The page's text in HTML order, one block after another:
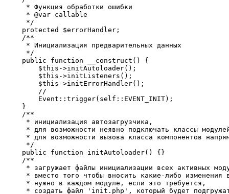
* Функция обработки ошибки
* @var callable
*/
protected $errorHandler;
/**
* Инициализация предварительных данных
*/
public function __construct() {
$this->initAutoloader();
$this->initListeners();
$this->initErrorHandler();
//
Event::trigger(self::EVENT_INIT);
}
/**
* инициализация автозагрузчика,
* для возможности неявно подключать классы
* для возможности вызова класса компонентов
*/
public function initAutoloader() {}
/**
* загружает файлы инициализации всех активных
* вместо того чтобы вносить какие-либо
* нужно в каждом модуле, если это требуется,
* создать файл 'init.php', который будет